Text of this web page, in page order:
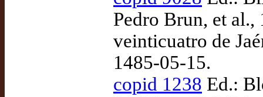
Pedro Brun, et
veinticuatro de
1485-05-15.
copid 1238 Ed.: